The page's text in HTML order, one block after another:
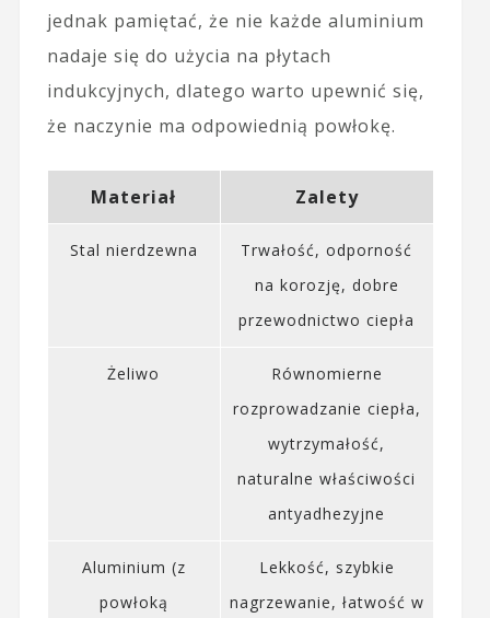
jednak pamiętać, że nie każde aluminium
nadaje się do użycia na płytach
indukcyjnych, dlatego warto upewnić się,
że naczynie ma odpowiednią powłokę.
Materiał Zalety
Stal nierdzewna
Trwałość, odporność
na korozję, dobre
przewodnictwo ciepła
Żeliwo
Równomierne
rozprowadzanie ciepła,
wytrzymałość,
naturalne właściwości
antyadhezyjne
Aluminium (z
powłoką
Lekkość, szybkie
nagrzewanie, łatwość w